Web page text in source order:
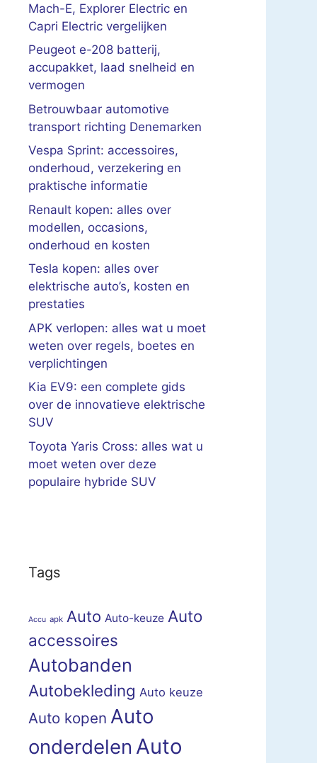
Mach-E, Explorer Electric en
Capri Electric vergelijken
Peugeot e-208 batterij,
accupakket, laad snelheid en
vermogen
Betrouwbaar automotive
transport richting Denemarken
Vespa Sprint: accessoires,
onderhoud, verzekering en
praktische informatie
Renault kopen: alles over
modellen, occasions,
onderhoud en kosten
Tesla kopen: alles over
elektrische auto’s, kosten en
prestaties
APK verlopen: alles wat u moet
weten over regels, boetes en
verplichtingen
Kia EV9: een complete gids
over de innovatieve elektrische
SUV
Toyota Yaris Cross: alles wat u
moet weten over deze
populaire hybride SUV
Tags
Accu apk Auto Auto-keuze Auto
accessoires
Autobanden
Autobekleding Auto keuze
Auto kopen Auto
onderdelen Auto